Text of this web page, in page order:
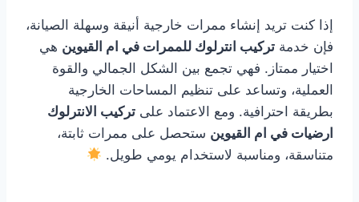
إذا كنت تريد إنشاء ممرات خارجية أنيقة وسهلة الصيانة،
فإن خدمة تركيب انترلوك للممرات في ام القيوين هي
اختيار ممتاز. فهي تجمع بين الشكل الجمالي والقوة
العملية، وتساعد على تنظيم المساحات الخارجية
بطريقة احترافية. ومع الاعتماد على تركيب الانترلوك
ارضيات في ام القيوين ستحصل على ممرات ثابتة،
متناسقة، ومناسبة لاستخدام يومي طويل.